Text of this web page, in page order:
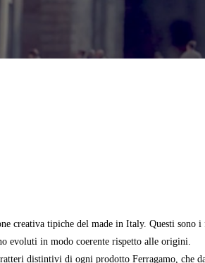
creativa tipiche del made in Italy. Questi sono
evoluti in modo coerente rispetto alle origini.
distintivi di ogni prodotto Ferragamo, che